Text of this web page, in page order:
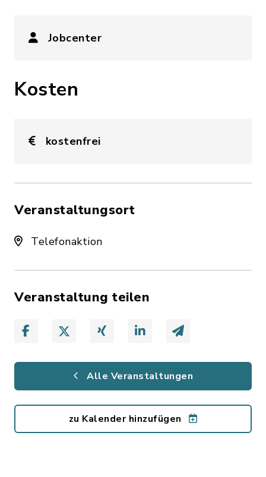
Jobcenter
Kosten
kostenfrei
Veranstaltungsort
Telefonaktion
Veranstaltung teilen
Alle Veranstaltungen
zu Kalender hinzufügen